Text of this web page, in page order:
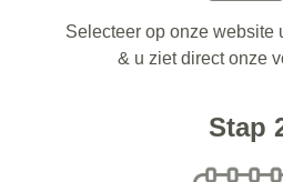
Selecteer op onze website
& u ziet direct onze
Stap